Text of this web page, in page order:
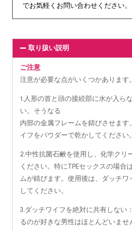
でお気軽くお問い合わせください。
取り扱い説明
ご注意
注意が必要な点がいくつかあります。
1.人形の首と頭の接続部に水が入ら
い。そうなる
内部の金属フレームを錆びさせます
イフをパウダーで乾かしてください。
2.中性抗菌石鹸を使用し、化学クリ
ください。特にTPEセックスの場合
ムが錆びます。使用後は、ダッチ
してください。
3.ダッチワイフを絶対に共有しない
るのが好きな男性はほとんどいませ